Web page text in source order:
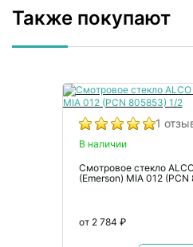
Также покупают
1
В наличии
Смотровое стекло
(Emerson) MIA 012
от 2 784 ₽